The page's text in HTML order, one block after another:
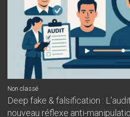
Non classé
Deep fake & falsification :
nouveau réflexe anti-